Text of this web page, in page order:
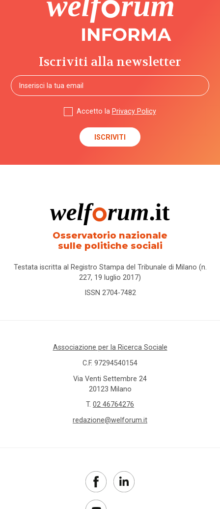
Iscriviti alla newsletter
Accetto la Privacy Policy
Osservatorio nazionale
sulle politiche sociali
Testata iscritta al Registro Stampa del Tribunale di Milano (n.
227, 19 luglio 2017)
ISSN 2704-7482
Associazione per la Ricerca Sociale
C.F. 97294540154
Via Venti Settembre 24
20123 Milano
T. 02 46764276
redazione@welforum.it